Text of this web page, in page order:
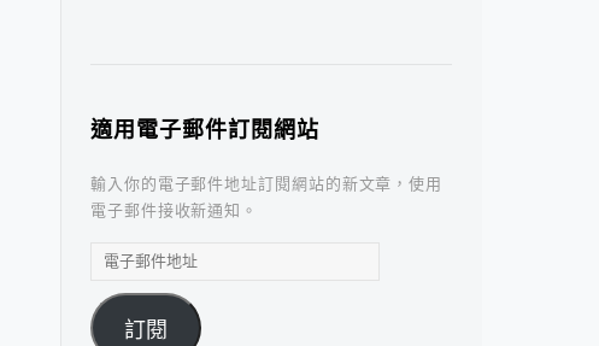
適用電子郵件訂閱網站
輸入你的電子郵件地址訂閱網站的新文章，使用
電子郵件接收新通知。
電
郵
件
訂閱